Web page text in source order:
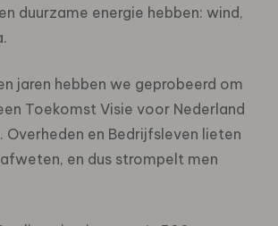
duurzame energie hebben: wind,
jaren hebben we geprobeerd om
Toekomst Visie voor Nederland
en Bedrijfsleven lieten
en dus strompelt men